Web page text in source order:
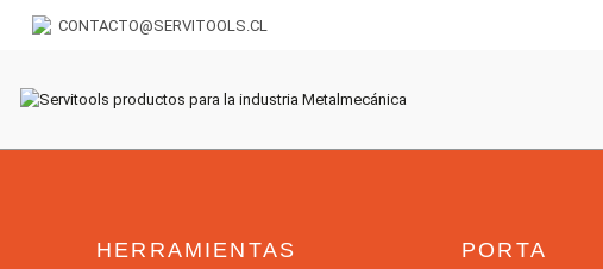
CONTACTO@SERVITOOLS.CL
HERRAMIENTAS
PORTA